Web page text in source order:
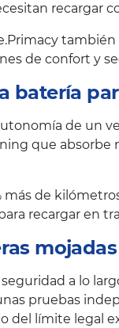
recargar
de confort y
batería
de un
que
más de
recargar en
mojadas
a lo
pruebas
del límite legal